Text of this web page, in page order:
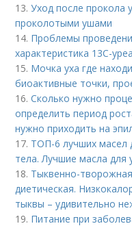
13.Уход после прокола
проколотыми ушами
14. Проблемы
характеристика 13С-
15. Мочка уха где
биоактивные точки,
16.Сколько нужно
определить период
нужно приходить на
17. ТОП-6 лучших масел
тела. Лучшие масла для
18. Тыквенно-
диетическая.
тыквы – удивительно
19. Питание при